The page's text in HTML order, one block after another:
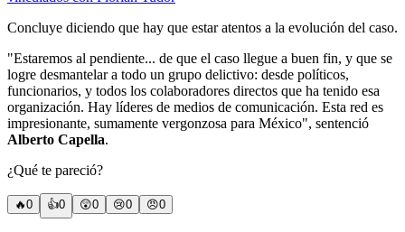
Concluye diciendo que hay que estar atentos a la evolución del caso.
"Estaremos al pendiente... de que el caso llegue a buen fin, y que se
logre desmantelar a todo un grupo delictivo: desde políticos,
funcionarios, y todos los colaboradores directos que ha tenido esa
organización. Hay líderes de medios de comunicación. Esta red es
impresionante, sumamente vergonzosa para México", sentenció
Alberto Capella.
¿Qué te pareció?
🔥0 👍0 😲0 😢0 😠0